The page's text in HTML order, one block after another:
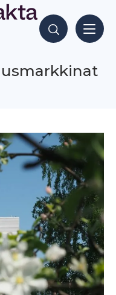
Hae sisältöjä